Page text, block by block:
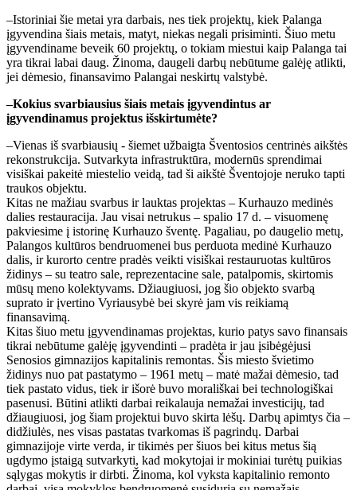
–Istoriniai šie metai yra darbais, nes tiek projektų, kiek Palanga
įgyvendina šiais metais, matyt, niekas negali prisiminti. Šiuo metu
įgyvendiname beveik 60 projektų, o tokiam miestui kaip Palanga tai
yra tikrai labai daug. Žinoma, daugeli darbų nebūtume galėję atlikti,
jei dėmesio, finansavimo Palangai neskirtų valstybė.
–Kokius svarbiausius šiais metais įgyvendintus ar
įgyvendinamus projektus išskirtumėte?
–Vienas iš svarbiausių - šiemet užbaigta Šventosios centrinės aikštės
rekonstrukcija. Sutvarkyta infrastruktūra, modernūs sprendimai
visiškai pakeitė miestelio veidą, tad ši aikštė Šventojoje neruko tapti
traukos objektu.
Kitas ne mažiau svarbus ir lauktas projektas – Kurhauzo medinės
dalies restauracija. Jau visai netrukus – spalio 17 d. – visuomenę
pakviesime į istorinę Kurhauzo šventę. Pagaliau, po daugelio metų,
Palangos kultūros bendruomenei bus perduota medinė Kurhauzo
dalis, ir kurorto centre pradės veikti visiškai restauruotas kultūros
židinys – su teatro sale, reprezentacine sale, patalpomis, skirtomis
mūsų meno kolektyvams. Džiaugiuosi, jog šio objekto svarbą
suprato ir įvertino Vyriausybė bei skyrė jam vis reikiamą
finansavimą.
Kitas šiuo metu įgyvendinamas projektas, kurio patys savo finansais
tikrai nebūtume galėję įgyvendinti – pradėta ir jau įsibėgėjusi
Senosios gimnazijos kapitalinis remontas. Šis miesto švietimo
židinys nuo pat pastatymo – 1961 metų – matė mažai dėmesio, tad
tiek pastato vidus, tiek ir išorė buvo morališkai bei technologiškai
pasenusi. Būtini atlikti darbai reikalauja nemažai investicijų, tad
džiaugiuosi, jog šiam projektui buvo skirta lėšų. Darbų apimtys čia –
didžiulės, nes visas pastatas tvarkomas iš pagrindų. Darbai
gimnazijoje virte verda, ir tikimės per šiuos bei kitus metus šią
ugdymo įstaigą sutvarkyti, kad mokytojai ir mokiniai turėtų puikias
sąlygas mokytis ir dirbti. Žinoma, kol vyksta kapitalinio remonto